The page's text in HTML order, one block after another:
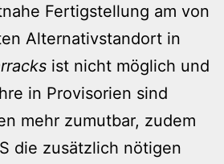
Fertigstellung am von
Alternativstandort in
ist nicht möglich und
in Provisorien sind
mehr zumutbar, zudem
die zusätzlich nötigen